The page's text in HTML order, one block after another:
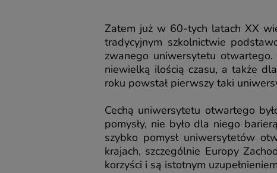
Zatem już w 60-tych latach XX
tradycyjnym szkolnictwie
zwanego uniwersytetu
niewielką ilością czasu, a także
roku powstał pierwszy taki
Cechą uniwersytetu otwartego
pomysły, nie było dla niego
szybko pomysł uniwersytetów
krajach, szczególnie Europy
korzyści i są istotnym